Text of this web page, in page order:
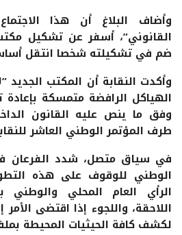
وأضاف البلاغ أن هذا
القانوني”، أسفر عن تشكيل
ضم في تشكيلته شخصا انتقل
وأكدت النقابة أن المكتب الجديد
الهياكل الرافضة متمسكة بإعادة
وفق ما ينص عليه القانون
طرف المؤتمر الوطني العاشر
في سياق متصل، شدد الفرعان
الوطني للوقوف على هذه
الرأي العام المحلي والوطني
اللاحقة، واللجوء إذا اقتضى
لكشف كافة الحيثيات المحيطة